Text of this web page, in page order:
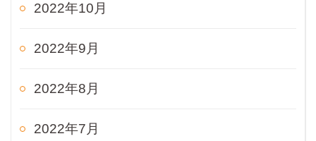
2022年10月
2022年9月
2022年8月
2022年7月